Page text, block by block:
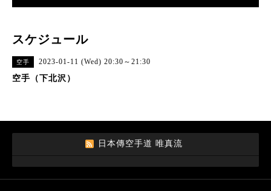
スケジュール
空手 2023-01-11 (Wed) 20:30～21:30
空手（下北沢）
日本傳空手道 唯真流